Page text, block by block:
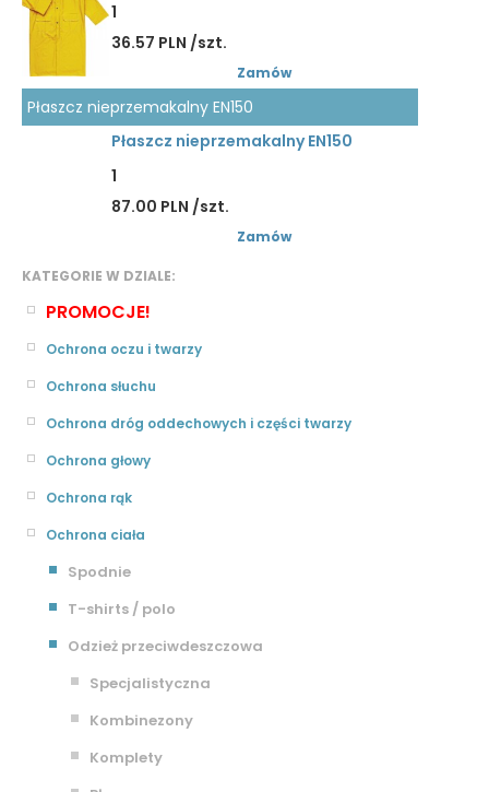
KATEGORIE W DZIALE:
PROMOCJE!
Ochrona oczu i twarzy
Ochrona słuchu
Ochrona dróg oddechowych i części twarzy
Ochrona głowy
Ochrona rąk
Ochrona ciała
Spodnie
T-shirts / polo
Odzież przeciwdeszczowa
Specjalistyczna
Kombinezony
Komplety
1
36.57 PLN /szt.
Zamów
Płaszcz nieprzemakalny EN150
Płaszcz nieprzemakalny EN150
1
87.00 PLN /szt.
Zamów